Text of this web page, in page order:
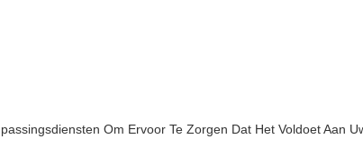
Om Ervoor Te Zorgen Dat Het Voldoet Aan